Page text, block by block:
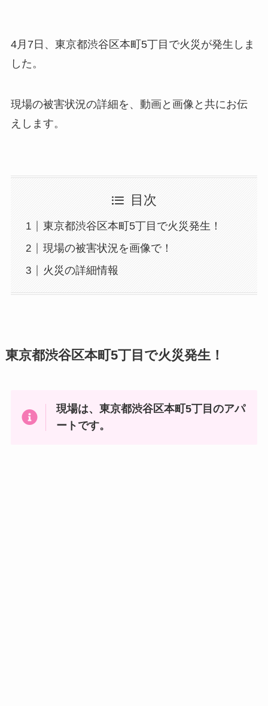
4月7日、東京都渋谷区本町5丁目で火災が発生しま
した。
現場の被害状況の詳細を、動画と画像と共にお伝
えします。
目次
東京都渋谷区本町5丁目で火災発生！
現場の被害状況を画像で！
火災の詳細情報
東京都渋谷区本町5丁目で火災発生！
現場は、東京都渋谷区本町5丁目のアパ
ートです。